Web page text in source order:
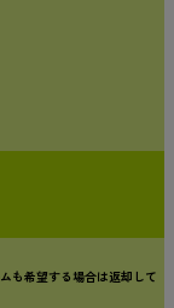
も希望する場合は返却して